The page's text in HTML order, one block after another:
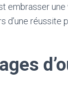
embrasser
d’une réussite